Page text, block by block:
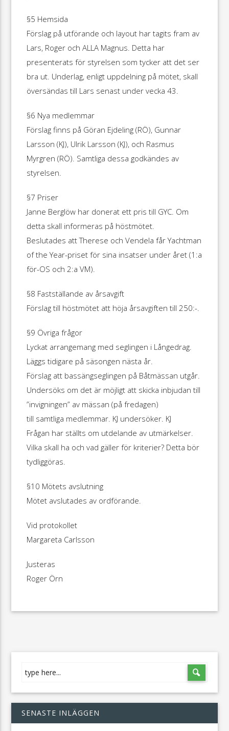
§5 Hemsida
Förslag på utförande och layout har tagits fram av
Lars, Roger och ALLA Magnus. Detta har
presenterats för styrelsen som tycker att det ser
bra ut. Underlag, enligt uppdelning på mötet, skall
översändas till Lars senast under vecka 43.
§6 Nya medlemmar
Förslag finns på Göran Ejdeling (RÖ), Gunnar
Larsson (KJ), Ulrik Larsson (KJ), och Rasmus
Myrgren (RÖ). Samtliga dessa godkändes av
styrelsen.
§7 Priser
Janne Berglöw har donerat ett pris till GYC. Om
detta skall informeras på höstmötet.
Beslutades att Therese och Vendela får Yachtman
of the Year-priset för sina insatser under året (1:a
för-OS och 2:a VM).
§8 Fastställande av årsavgift
Förslag till höstmötet att höja årsavgiften till 250:-.
§9 Övriga frågor
Lyckat arrangemang med seglingen i Långedrag.
Läggs tidigare på säsongen nästa år.
Förslag att bassängseglingen på Båtmässan utgår.
Undersöks om det är möjligt att skicka inbjudan till
”invigningen” av mässan (på fredagen)
till samtliga medlemmar. KJ undersöker. KJ
Frågan har ställts om utdelande av utmärkelser.
Vilka skall ha och vad gäller för kriterier? Detta bör
tydliggöras.
§10 Mötets avslutning
Mötet avslutades av ordförande.
Vid protokollet
Margareta Carlsson
Justeras
Roger Örn
SENASTE INLÄGGEN